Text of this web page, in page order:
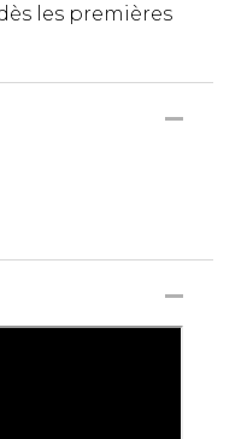
les premières